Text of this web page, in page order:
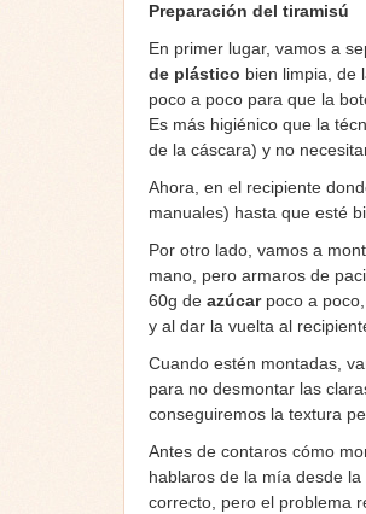
Preparación del tiramisú
En primer lugar, vamos a
de plástico bien limpia, de
poco a poco para que la
Es más higiénico que la
de la cáscara) y no
Ahora, en el recipiente
manuales) hasta que esté
Por otro lado, vamos a
mano, pero armaros de
60g de azúcarpoco a poco,
y al dar la vuelta al
Cuando estén montadas,
para no desmontar las
conseguiremos la textura
Antes de contaros cómo
hablaros de la mía desde
correcto, pero el problema